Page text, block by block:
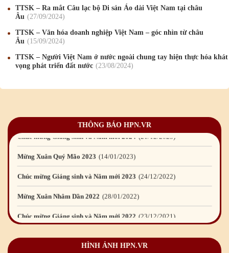
TTSK – Ra mắt Câu lạc bộ Di sản Áo dài Việt Nam tại châu
Âu
27/09/2024
TTSK – Văn hóa doanh nghiệp Việt Nam – góc nhìn từ châu
Âu
15/09/2024
TTSK – Người Việt Nam ở nước ngoài chung tay hiện thực hóa khát
vọng phát triển đất nước
23/08/2024
THÔNG BÁO HPN.VR
Mừng Xuân Kỷ Hợi 2019 03 /02 /2019
Chúc mừng Giáng sinh và Năm mới 2019 /12/2018
Chúc mừng Giáng sinh và Năm mới 2026
Chúc mừng Giáng sinh và Năm mới 2025 24/12/2024
Chúc mừng Giáng sinh và Năm mới 2024 21/12
Mừng Xuân Quý Mão 2023 14/01/2023
Chúc mừng Giáng sinh và Năm mới 2023 24/12/2022
Mừng Xuân Nhâm Dần 2022 28/01/2022
Chúc mừng Giáng sinh và Năm mới 2022 23/12/2021
Chúc mừng Giáng sinh và Năm mới 2021 15/12
HÌNH ẢNH HPN.VR